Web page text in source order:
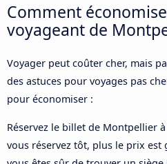
Comment
voyageant de
Voyager peut coûter cher, mais
des astuces pour voyages pas
pour économiser :
Réservez le billet de Montpellier
vous réservez tôt, plus le prix est